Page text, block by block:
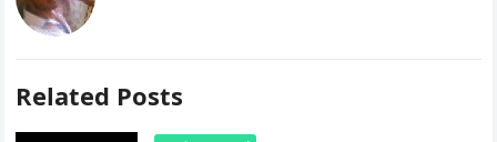
Related Posts